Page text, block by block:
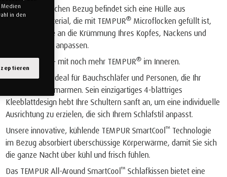
Unter dem weichen Bezug befindet sich eine Hülle aus
Material, die mit TEMPUR® Microflocken gefüllt ist,
die sich präzise an die Krümmung Ihres Kopfes, Nackens und
Ihrer Schultern anpassen.
Neu gestaltet - mit noch mehr TEMPUR® im Inneren.
Das Kissen ist ideal für Bauchschläfer und Personen, die Ihr
Kissen gerne umarmen. Sein einzigartiges 4-blättriges
Kleeblattdesign hebt Ihre Schultern sanft an, um eine individuelle
Ausrichtung zu erzielen, die sich Ihrem Schlafstil anpasst.
Unsere innovative, kühlende TEMPUR SmartCool™ Technologie
im Bezug absorbiert überschüssige Körperwärme, damit Sie sich
die ganze Nacht über kühl und frisch fühlen.
Das TEMPUR All-Around SmartCool™ Schlafkissen bietet eine
in den